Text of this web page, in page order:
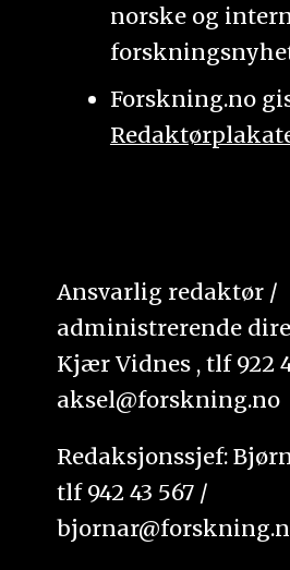
norske og
Forskning.no
Ansvarlig redaktør /
administrerende
Kjær Vidnes , tlf 922
aksel@forskning.no
Redaksjonssjef:
tlf 942 43 567 /